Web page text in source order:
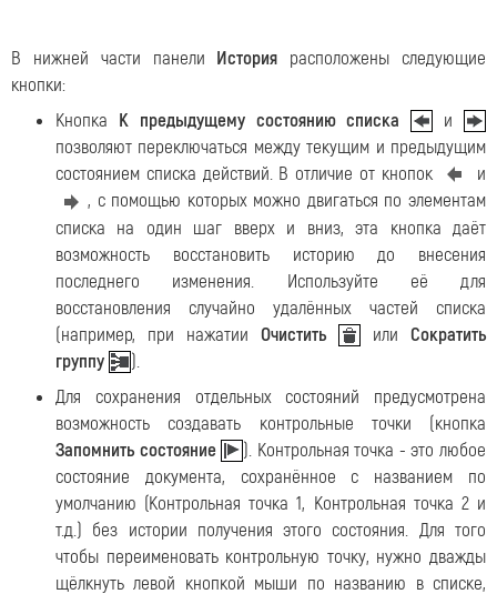
В нижней части панели История расположены следующие
кнопки:
Кнопка К предыдущему состоянию списка
и
позволяют переключаться между текущим и предыдущим
состоянием списка действий. В отличие от кнопок
и
, с помощью которых можно двигаться по элементам
списка на один шаг вверх и вниз, эта кнопка даёт
возможность восстановить историю до внесения
последнего изменения. Используйте её для
восстановления случайно удалённых частей списка
(например, при нажатии Очистить или Сократить
группу
).
Для сохранения отдельных состояний предусмотрена
возможность создавать контрольные точки (кнопка
Запомнить состояние
). Контрольная точка - это любое
состояние документа, сохранённое с названием по
умолчанию (Контрольная точка 1, Контрольная точка 2 и
т.д.) без истории получения этого состояния. Для того
чтобы переименовать контрольную точку, нужно дважды
щёлкнуть левой кнопкой мыши по названию в списке,